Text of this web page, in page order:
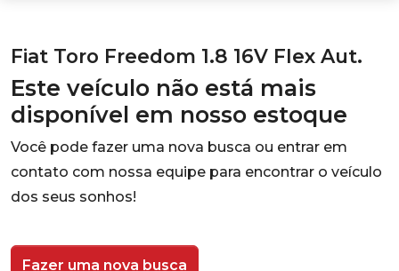
Fiat Toro Freedom 1.8 16V Flex Aut.
Este veículo não está mais
disponível em nosso estoque
Você pode fazer uma nova busca ou entrar em
contato com nossa equipe para encontrar o veículo
dos seus sonhos!
Fazer uma nova busca